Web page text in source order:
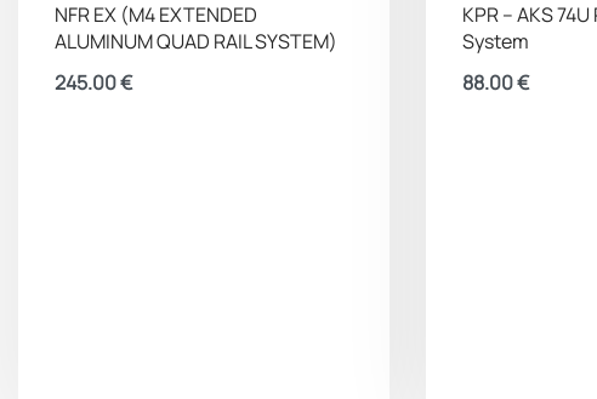
NFR EX (M4 EXTENDED
ALUMINUM QUAD RAIL SYSTEM)
245.00€
KPR – AKS
System
88.00€